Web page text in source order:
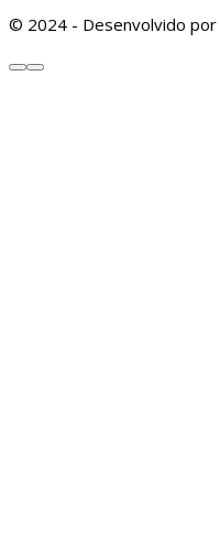
© 2024 - Desenvolvido por